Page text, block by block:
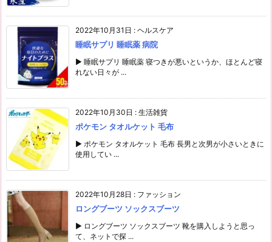
2022年10月31日 : ヘルスケア
睡眠サプリ 睡眠薬 病院
▶ 睡眠サプリ 睡眠薬 寝つきが悪いというか、ほとんど寝
れない日々が ...
2022年10月30日 : 生活雑貨
ポケモン タオルケット 毛布
▶ ポケモン タオルケット 毛布 長男と次男が小さいときに
使用してい ...
2022年10月28日 : ファッション
ロングブーツ ソックスブーツ
▶ ロングブーツ ソックスブーツ 靴を購入しようと思っ
て、ネットで探 ...